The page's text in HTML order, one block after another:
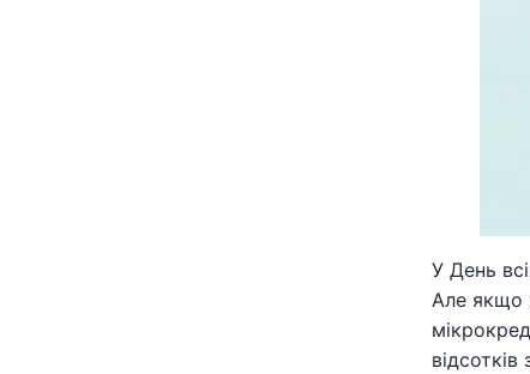
У День
Але якщо